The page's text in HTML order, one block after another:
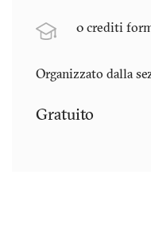
0 crediti
Organizzato dalla
Gratuito